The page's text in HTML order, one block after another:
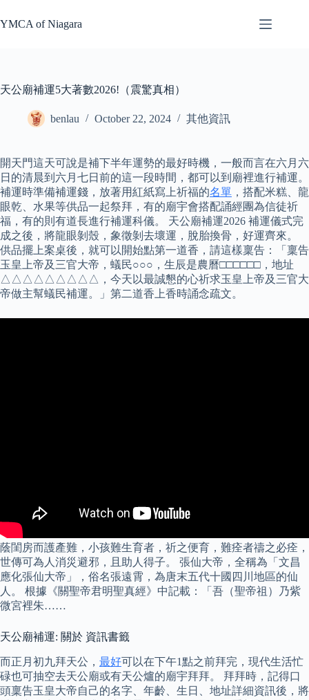
to
content
YMCA of Niagara
天公廟補運5大著數2026!（震驚真相）
benlau October 22, 2024 其他資訊
開天門這天可說是補下半年運勢的最好時機，一般而言在六月六
日的清晨到六月七日前的這一段時間，都可以到廟裡進行補運。
補運時準備補運錢，放著用紅紙寫上祈福的名單 ，搭配米糕、龍
眼乾、水果等供品一起祭拜，有的廟宇會搭配誦經團為信徒祈
福，有的則有道長進行補運科儀。 天公廟補運2026 補運儀式完
成之後，將龍眼剝殼，象徵剝去壞運，脫胎換骨，好運齊來。
供品擺上案桌後，就可以開始點第一道香，請這樣稟告：「稟告
玉皇上帝及三官大帝，蟻民○○○，生辰是農曆□□□□□□，地址
△△△△△△△△△，今天以最誠懇的心祈求玉皇上帝及三官大
帝做主幫蟻民補運。」第二道香上香時誦念疏文。
蔭閨房而護產難，小孩難生育者，祈之便育，難痊者禱之必痊，
世傳可為人消災避邪，且助人得子。 張仙大帝，全稱為「文昌
應化張仙大帝」，俗名張遠霄，為唐末五代十國四川地區的仙
人。 根據《關聖帝君明聖真經》中記載：「吾（聖帝祖）乃紫
微宮裡朱……
天公廟補運: 關於 資訊書籤
而正月初九拜天公， 最好可以在下午1點之前拜完，現代生活忙
碌也可抽空去天公廟或有天公爐的廟宇拜拜。 拜拜時，記得口
頭稟告玉皇大帝自己的名字、年齡、生日、地址詳細資訊後，將